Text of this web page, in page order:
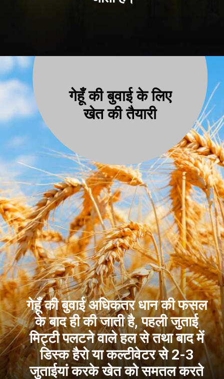
गेहूँ की बुवाई के लिए
खेत की तैयारी
गेहूँ की बुवाई अधिकतर धान की फसल
के बाद ही की जाती है, पहली जुताई
मिट्टी पलटने वाले हल से तथा बाद में
डिस्क हैरो या कल्टीवेटर से 2-3
जुताईयां करके खेत को समतल करते